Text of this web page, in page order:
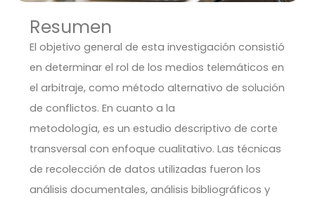
Resumen
El objetivo general de esta investigación consistió
en determinar el rol de los medios telemáticos en
el arbitraje, como método alternativo de solución
de conflictos. En cuanto a la
metodología, es un estudio descriptivo de corte
transversal con enfoque cualitativo. Las técnicas
de recolección de datos utilizadas fueron los
análisis documentales, análisis bibliográficos y